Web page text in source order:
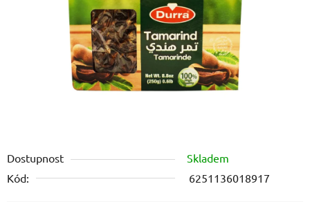
Dostupnost
Skladem
Kód:
6251136018917